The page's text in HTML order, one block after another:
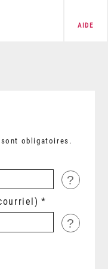
AIDE
sont obligatoires.
?
?